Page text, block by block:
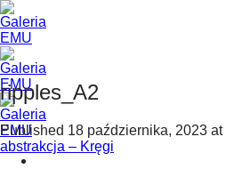
Skip
to
content
ripples_A2
Published 18 października, 2023 at
abstrakcja – Kręgi